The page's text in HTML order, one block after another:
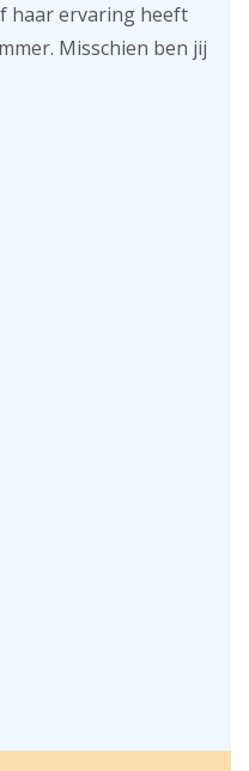
haar ervaring heeft
Misschien ben jij